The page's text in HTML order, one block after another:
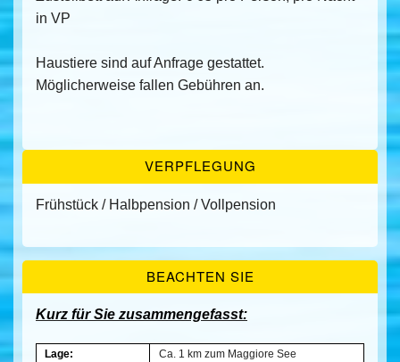
in VP
Haustiere sind auf Anfrage gestattet.
Möglicherweise fallen Gebühren an.
VERPFLEGUNG
Frühstück / Halbpension / Vollpension
BEACHTEN SIE
Kurz für Sie zusammengefasst:
Lage: Ca. 1 km zum Maggiore See